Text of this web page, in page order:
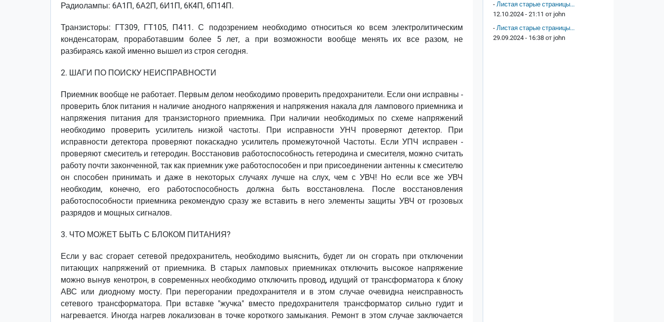
Радиолампы: 6А1П, 6А2П, 6И1П, 6К4П, 6П14П.
Транзисторы: ГТ309, ГТ105, П411. С подозрением необходимо относиться ко всем электролитическим
конденсаторам, проработавшим более 5 лет, а при возможности вообще менять их все разом, не
разбираясь какой именно вышел из строя сегодня.
2. ШАГИ ПО ПОИСКУ НЕИСПРАВНОСТИ
Приемник вообще не работает. Первым делом необходимо проверить предохранители. Если они исправны -
проверить блок питания н наличие анодного напряжения и напряжения накала для лампового приемника и
напряжения питания для транзисторного приемника. При наличии необходимых по схеме напряжений
необходимо проверить усилитель низкой частоты. При исправности УНЧ проверяют детектор. При
исправности детектора проверяют покаскадно усилитель промежуточной Частоты. Если УПЧ исправен -
проверяют смеситель и гетеродин. Восстановив работоспособность гетеродина и смесителя, можно считать
работу почти законченной, так как приемник уже работоспособен и при присоединении антенны к смесителю
он способен принимать и даже в некоторых случаях лучше на слух, чем с УВЧ! Но если все же УВЧ
необходим, конечно, его работоспособность должна быть восстановлена. После восстановления
работоспособности приемника рекомендую сразу же вставить в него элементы защиты УВЧ от грозовых
разрядов и мощных сигналов.
3. ЧТО МОЖЕТ БЫТЬ С БЛОКОМ ПИТАНИЯ?
Если у вас сгорает сетевой предохранитель, необходимо выяснить, будет ли он сгорать при отключении
питающих напряжений от приемника. В старых ламповых приемниках отключить высокое напряжение
можно вынув кенотрон, в современных необходимо отключить провод, идущий от трансформатора к блоку
АВС или диодному мосту. При перегорании предохранителя и в этом случае очевидна неисправность
сетевого трансформатора. При вставке "жучка" вместо предохранителя трансформатор сильно гудит и
нагревается. Иногда нагрев локализован в точке короткого замыкания. Ремонт в этом случае заключается
- Листая старые страницы...
12.10.2024 - 21:11 от john
- Листая старые страницы...
29.09.2024 - 16:38 от john